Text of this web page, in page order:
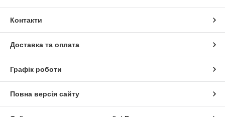
Контакти
Доставка та оплата
Графік роботи
Повна версія сайту